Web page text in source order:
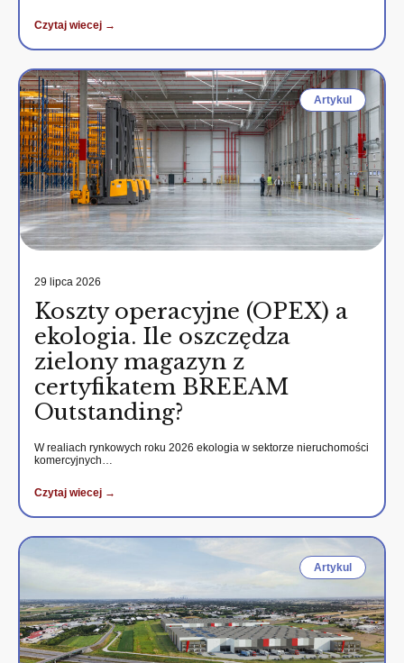
Czytaj wiecej →
Artykul
29 lipca 2026
Koszty operacyjne (OPEX) a
ekologia. Ile oszczędza
zielony magazyn z
certyfikatem BREEAM
Outstanding?
W realiach rynkowych roku 2026 ekologia w sektorze nieruchomości
komercyjnych…
Czytaj wiecej →
Artykul